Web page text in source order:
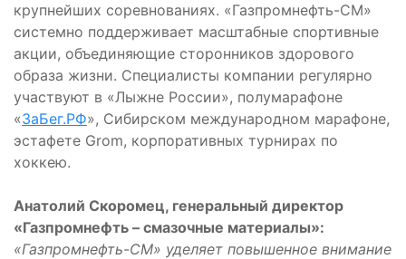
крупнейших соревнованиях. «Газпромнефть-СМ»
системно поддерживает масштабные спортивные
акции, объединяющие сторонников здорового
образа жизни. Специалисты компании регулярно
участвуют в «Лыжне России», полумарафоне
«ЗаБег.РФ», Сибирском международном марафоне,
эстафете Grom, корпоративных турнирах по
хоккею.
Анатолий Скоромец, генеральный директор
«Газпромнефть – смазочные материалы»:
«Газпромнефть-СМ» уделяет повышенное внимание